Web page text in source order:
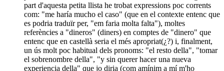
part d'aquesta petita llista he trobat expressions poc corrents
com: "me haría mucho el caso" (que en el contexte entenc que
es podria traduïr per, "em faria molta falta"), moltes
referències a "dineros" (diners) en comptes de "dinero" que
entenc que en castellà seria el més apropriat(¿?) i, finalment,
un ús molt poc habitual dels pronoms: "el resto della", "tomar
el sobrenombre della", "y sin querer hacer una nueva
experiencia della" que jo diria (com amínim a mí m'ho